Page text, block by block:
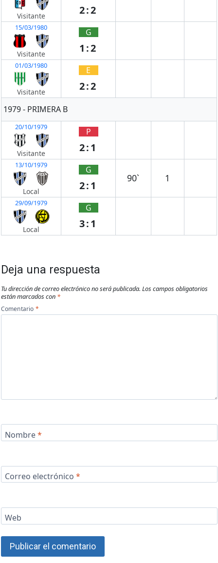
Visitante 2:2
15/03/1980
Visitante
G
1:2
01/03/1980
Visitante
E
2:2
1979 - PRIMERA B
20/10/1979
Visitante
P
2:1
13/10/1979
Local
G
2:1
90` 1
29/09/1979
Local
G
3:1
Deja una respuesta
Tu dirección de correo electrónico no será publicada. Los campos obligatorios
están marcados con *
Comentario *
Nombre*
Correo electrónico *
Web